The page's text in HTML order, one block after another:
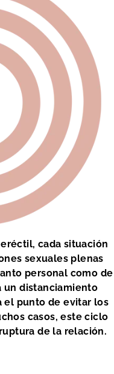
cada situación
sexuales plenas
personal como de
un distanciamiento
el punto de evitar los
casos, este ciclo
de la relación.